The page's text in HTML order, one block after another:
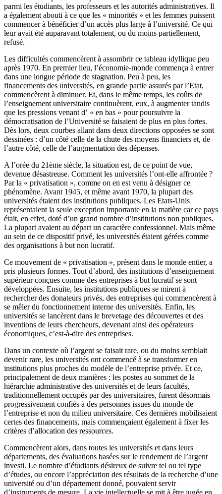
parmi les étudiants, les professeurs et les autorités administratives. Il
a également abouti à ce que les « minorités » et les femmes puissent
commencer à bénéficier d’un accès plus large à l’université. Ce qui
leur avait été auparavant totalement, ou du moins partiellement,
refusé.
Les difficultés commencèrent à assombrir ce tableau idyllique peu
après 1970. En premier lieu, l’économie-monde commença à entrer
dans une longue période de stagnation. Peu à peu, les
financements des universités, en grande partie assurés par l’Etat,
commencèrent à diminuer. Et, dans le même temps, les coûts de
l’enseignement universitaire continuèrent, eux, à augmenter tandis
que les pressions venant d’ « en bas » pour poursuivre la
démocratisation de l’Université se faisaient de plus en plus fortes.
Dès lors, deux courbes allant dans deux directions opposées se sont
dessinées : d’un côté celle de la chute des moyens financiers et, de
l’autre côté, celle de l’augmentation des dépenses.
A l’orée du 21ème siècle, la situation est, de ce point de vue,
devenue désastreuse. Comment les universités l’ont-elle affrontée ?
Par la « privatisation », comme on en est venu à désigner ce
phénomène. Avant 1945, et même avant 1970, la plupart des
universités étaient des institutions publiques. Les Etats-Unis
représentaient la seule exception importante en la matière car ce pays
était, en effet, doté d’un grand nombre d’institutions non publiques.
La plupart avaient au départ un caractère confessionnel. Mais même
au sein de ce dispositif privé, les universités étaient gérées comme
des organisations à but non lucratif.
Ce mouvement de « privatisation », présent dans le monde entier, a
pris plusieurs formes. Tout d’abord, des institutions d’enseignement
supérieur conçues comme des entreprises à but lucratif se sont
développées. Ensuite, les institutions publiques se mirent à
rechercher des donateurs privés, des entreprises qui commencèrent à
se mêler du fonctionnement interne des universités. Enfin, les
universités se lancèrent dans le brevetage des découvertes et des
inventions de leurs chercheurs, devenant ainsi des opérateurs
économiques, c’est-à-dire des entreprises.
Dans un contexte où l’argent se faisait rare, ou du moins semblait
devenir rare, les universités ont commencé à se transformer en
institutions plus proches du modèle de l’entreprise privée. Et ce,
principalement de deux manières : les postes au sommet de la
hiérarchie administrative des universités et de leurs facultés,
traditionnellement occupés par des universitaires, furent désormais
progressivement confiés à des personnes issues du monde de
l’entreprise et non du milieu universitaire. Ces dernières mobilisaient
certes des financements, mais commençaient également à fixer les
critères d’allocation des ressources.
Commencèrent alors, dans toutes les universités et dans leurs
départements, des évaluations basées sur le rendement de l’argent
investi. Le nombre d’étudiants désireux de suivre tel ou tel type
d’études, ou encore l’appréciation des résultats de la recherche d’une
université ou d’un département donné, pouvaient servir
d’instruments de mesure. La vie intellectuelle se mit à être jugée en